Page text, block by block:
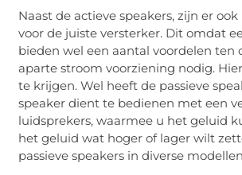
Naast de actieve speakers, zijn er
voor de juiste versterker. Dit omdat
bieden wel een aantal voordelen ten
aparte stroom voorziening nodig.
te krijgen. Wel heeft de passieve
speaker dient te bedienen met een
luidsprekers, waarmee u het geluid
het geluid wat hoger of lager wilt
passieve speakers in diverse